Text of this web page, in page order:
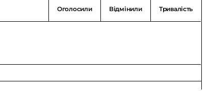
Оголосили Відмінили Тривалість